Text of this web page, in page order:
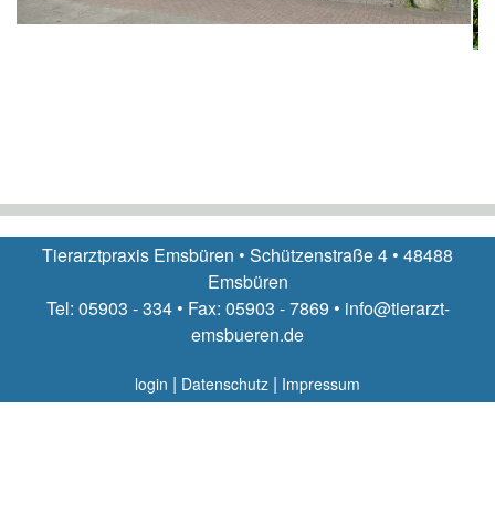
Tierarztpraxis Emsbüren • Schützenstraße 4 • 48488
Emsbüren
Tel: 05903 - 334 • Fax: 05903 - 7869 • info@tierarzt-
emsbueren.de
login | Datenschutz | Impressum